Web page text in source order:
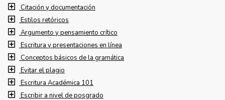
Citación y documentación
Estilos retóricos
Argumento y pensamiento crítico
Escritura y presentaciones en línea
Conceptos básicos de la gramática
Evitar el plagio
Escritura Académica 101
Escribir a nivel de posgrado